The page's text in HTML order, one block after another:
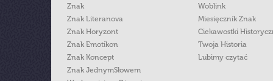
Znak
Znak Literanova
Znak Horyzont
Znak Emotikon
Znak Koncept
Znak JednymSłowem
Woblink
Miesięcznik Znak
Ciekawostki
Twoja Historia
Lubimy czytać